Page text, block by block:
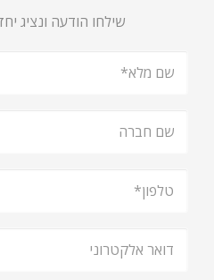
שילחו הודעה ונציג